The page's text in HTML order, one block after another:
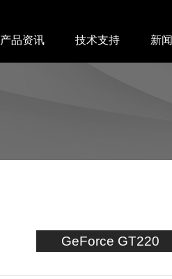
产品资讯 技术支持 新闻
GeForce GT220